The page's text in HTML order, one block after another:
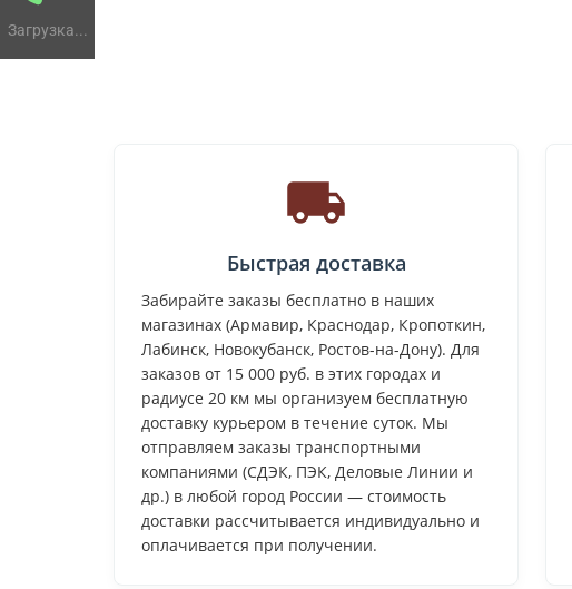
Загрузка...
Быстрая доставка
Забирайте заказы бесплатно в наших
магазинах (Армавир, Краснодар, Кропоткин,
Лабинск, Новокубанск, Ростов-на-Дону). Для
заказов от 15 000 руб. в этих городах и
радиусе 20 км мы организуем бесплатную
доставку курьером в течение суток. Мы
отправляем заказы транспортными
компаниями (СДЭК, ПЭК, Деловые Линии и
др.) в любой город России — стоимость
доставки рассчитывается индивидуально и
оплачивается при получении.